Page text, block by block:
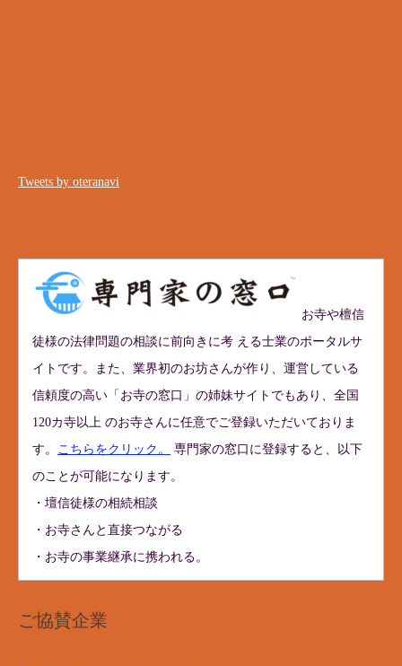
Tweets by oteranavi
お寺や檀信
徒様の法律問題の相談に前向きに考 える士業のポータルサ
イトです。また、業界初のお坊さんが作り、運営している
信頼度の高い「お寺の窓口」の姉妹サイトでもあり、全国
120カ寺以上 のお寺さんに任意でご登録いただいておりま
す。 こちらをクリック。
専門家の窓口に登録すると、以下
のことが可能になります。
・壇信徒様の相続相談
・お寺さんと直接つながる
・お寺の事業継承に携われる。
ご協賛企業